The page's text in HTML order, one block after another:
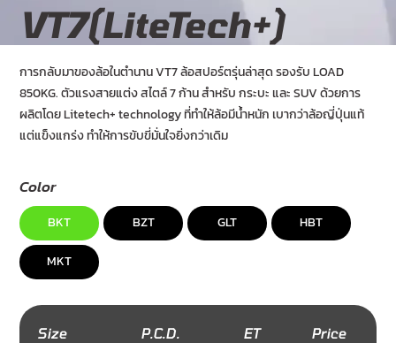
VT7(LiteTech+)
การกลับมาของล้อในตำนาน VT7 ล้อสปอร์ตรุ่นล่าสุด รองรับ LOAD
850KG. ตัวแรงสายแต่ง สไตล์ 7 ก้าน สำหรับ กระบะ และ SUV ด้วยการ
ผลิตโดย Litetech+ technology ที่ทำให้ล้อมีน้ำหนัก เบากว่าล้อญี่ปุ่นแท้
แต่แข็งแกร่ง ทำให้การขับขี่มั่นใจยิ่งกว่าเดิม
Color
BKT BZT GLT HBT
MKT
Size P.C.D. ET Price